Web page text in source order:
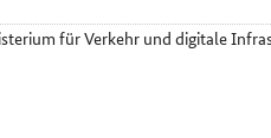
für Verkehr und digitale